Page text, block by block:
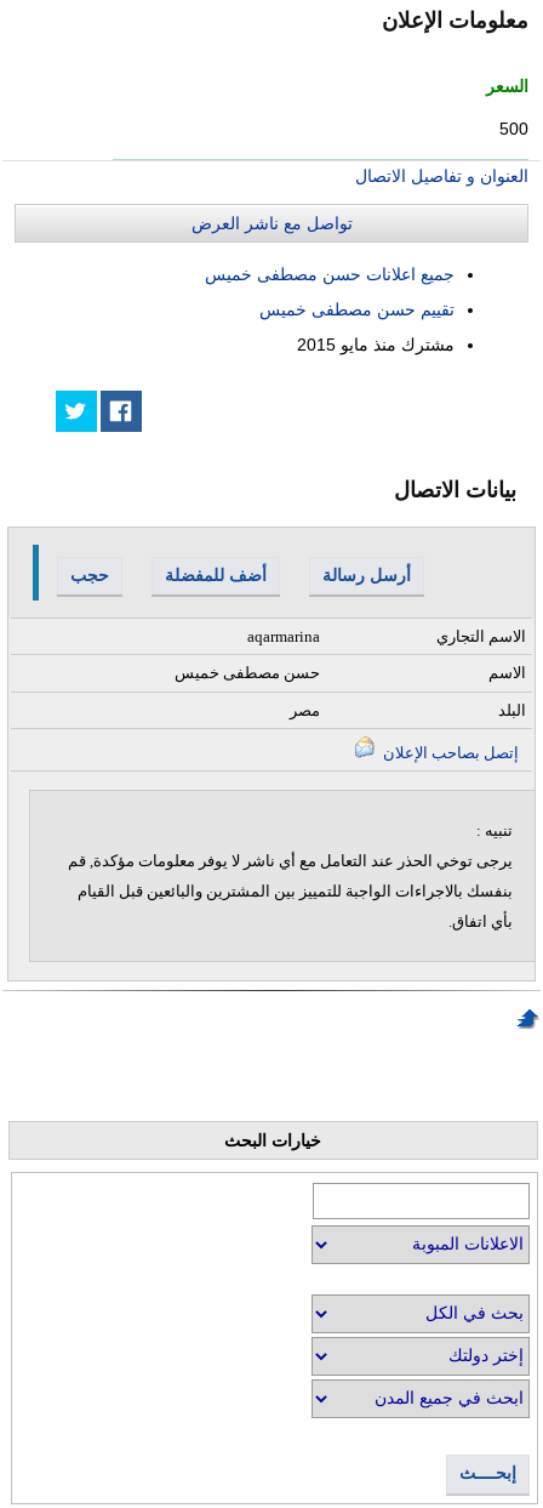
معلومات الإعلان
السعر
500
العنوان و تفاصيل الاتصال
تواصل مع ناشر العرض
جميع اعلانات حسن مصطفى خميس
تقييم حسن مصطفى خميس
مشترك منذ مايو 2015
بيانات الاتصال
حجب أضف للمفضلة أرسل رسالة
aqarmarina
الاسم التجاري
حسن مصطفى خميس
الاسم
مصر البلد
تنبيه :
يرجى توخي الحذر عند التعامل مع أي ناشر لا يوفر معلومات مؤكدة, قم
بنفسك بالاجراءات الواجبة للتمييز بين المشترين والبائعين قبل القيام
بأي اتفاق.
خيارات البحث
إبحــــث